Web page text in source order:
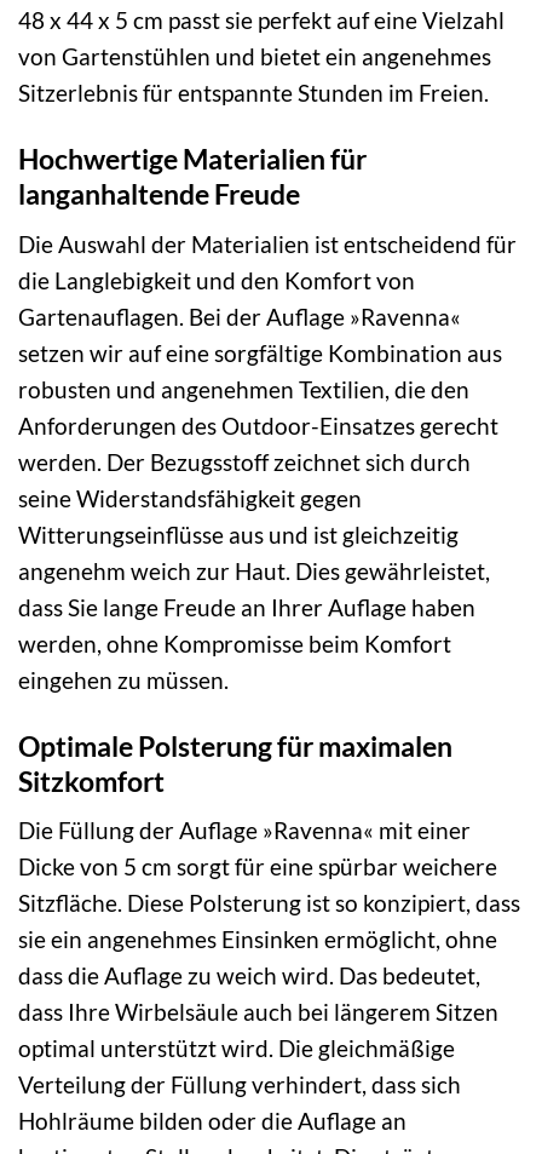
48 x 44 x 5 cm passt sie perfekt auf eine Vielzahl
von Gartenstühlen und bietet ein angenehmes
Sitzerlebnis für entspannte Stunden im Freien.
Hochwertige Materialien für
langanhaltende Freude
Die Auswahl der Materialien ist entscheidend für
die Langlebigkeit und den Komfort von
Gartenauflagen. Bei der Auflage »Ravenna«
setzen wir auf eine sorgfältige Kombination aus
robusten und angenehmen Textilien, die den
Anforderungen des Outdoor-Einsatzes gerecht
werden. Der Bezugsstoff zeichnet sich durch
seine Widerstandsfähigkeit gegen
Witterungseinflüsse aus und ist gleichzeitig
angenehm weich zur Haut. Dies gewährleistet,
dass Sie lange Freude an Ihrer Auflage haben
werden, ohne Kompromisse beim Komfort
eingehen zu müssen.
Optimale Polsterung für maximalen
Sitzkomfort
Die Füllung der Auflage »Ravenna« mit einer
Dicke von 5 cm sorgt für eine spürbar weichere
Sitzfläche. Diese Polsterung ist so konzipiert, dass
sie ein angenehmes Einsinken ermöglicht, ohne
dass die Auflage zu weich wird. Das bedeutet,
dass Ihre Wirbelsäule auch bei längerem Sitzen
optimal unterstützt wird. Die gleichmäßige
Verteilung der Füllung verhindert, dass sich
Hohlräume bilden oder die Auflage an